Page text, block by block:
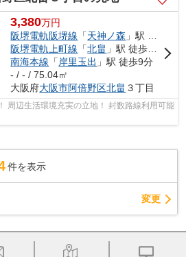
3,380万円
阪堺電軌阪堺線 「天神ノ森 」駅 徒歩5分
阪堺電軌上町線 「北畠 」駅 徒歩8分
南海本線 「 岸里玉出 」駅 徒歩9分
- / - / 75.04㎡
大阪府大阪市阿倍野区北畠 ３丁目
周辺生活環境充実の立地！ 封数路線利用可能
件を表示
変更